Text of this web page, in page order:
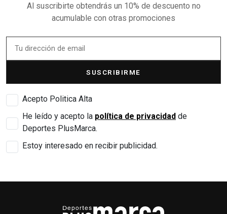
Al suscribirte obtendrás un 10% de descuento no
acumulable con otras promociones
SUSCRIBIRME
Acepto Politica Alta
He leído y acepto la política de privacidad de
Deportes PlusMarca.
Estoy interesado en recibir publicidad.